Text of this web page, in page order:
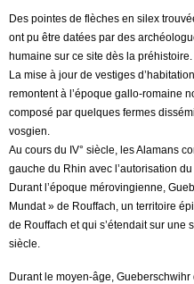
Des pointes de flèches en silex
ont pu être datées par des
humaine sur ce site dès la préhistoire.
La mise à jour de vestiges
remontent à l’époque gallo-romaine
composé par quelques fermes
vosgien.
Au cours du IV° siècle, les Alamans
gauche du Rhin avec l’autorisation
Durant l’époque mérovingienne,
Mundat » de Rouffach, un territoire
de Rouffach et qui s’étendait sur une
siècle.
Durant le moyen-âge,